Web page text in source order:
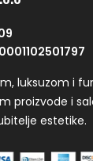
luksuzom i
proizvode i
estetike.